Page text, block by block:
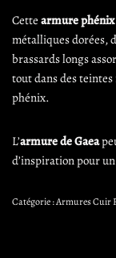
Cette armure phénix
métalliques dorées,
brassards longs
tout dans des
phénix.
L’armure de Gaea
d’inspiration pour
Catégorie :Armures Cuir